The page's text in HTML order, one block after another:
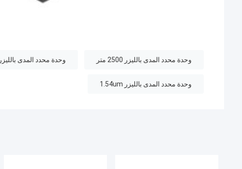
وحدة محدد المدى بالليزر 2500 متر وحدة محدد المدى بالليزر 1535 نانومتر
وحدة محدد المدى بالليزر 1.54um